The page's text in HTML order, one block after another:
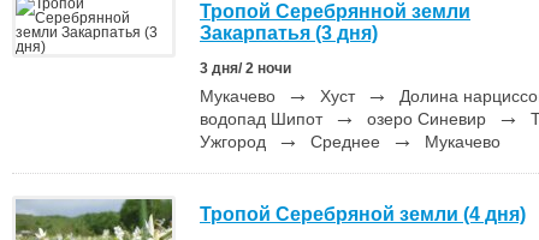
Тропой Серебрянной земли
Закарпатья (3 дня)
3 дня/ 2 ночи
Мукачево → Хуст →
Долина
водопад Шипот
→ озеро Синевир →
Ужгород
→ Среднее → Мукачево
Тропой Серебряной земли (4 дня)